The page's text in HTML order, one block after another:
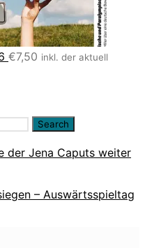
€7,50 inkl. der aktuell
der Jena Caputs weiter
– Auswärtsspieltag